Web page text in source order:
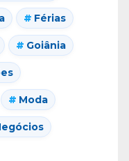
Férias
Goiânia
Moda